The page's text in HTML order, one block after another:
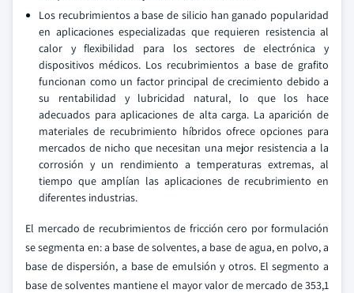
Los recubrimientos a base de silicio han ganado popularidad
en aplicaciones especializadas que requieren resistencia al
calor y flexibilidad para los sectores de electrónica y
dispositivos médicos. Los recubrimientos a base de grafito
funcionan como un factor principal de crecimiento debido a
su rentabilidad y lubricidad natural, lo que los hace
adecuados para aplicaciones de alta carga. La aparición de
materiales de recubrimiento híbridos ofrece opciones para
mercados de nicho que necesitan una mejor resistencia a la
corrosión y un rendimiento a temperaturas extremas, al
tiempo que amplían las aplicaciones de recubrimiento en
diferentes industrias.
El mercado de recubrimientos de fricción cero por formulación
se segmenta en: a base de solventes, a base de agua, en polvo, a
base de dispersión, a base de emulsión y otros. El segmento a
base de solventes mantiene el mayor valor de mercado de 353,1